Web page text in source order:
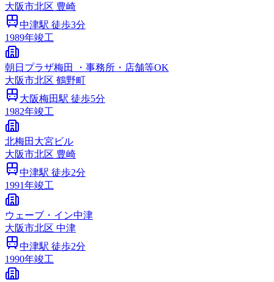
大阪市北区 豊崎
中津駅 徒歩3分
1989年竣工
朝日プラザ梅田 ・事務所・店舗等OK
大阪市北区 鶴野町
大阪梅田駅 徒歩5分
1982年竣工
北梅田大宮ビル
大阪市北区 豊崎
中津駅 徒歩2分
1991年竣工
ウェーブ・イン中津
大阪市北区 中津
中津駅 徒歩2分
1990年竣工